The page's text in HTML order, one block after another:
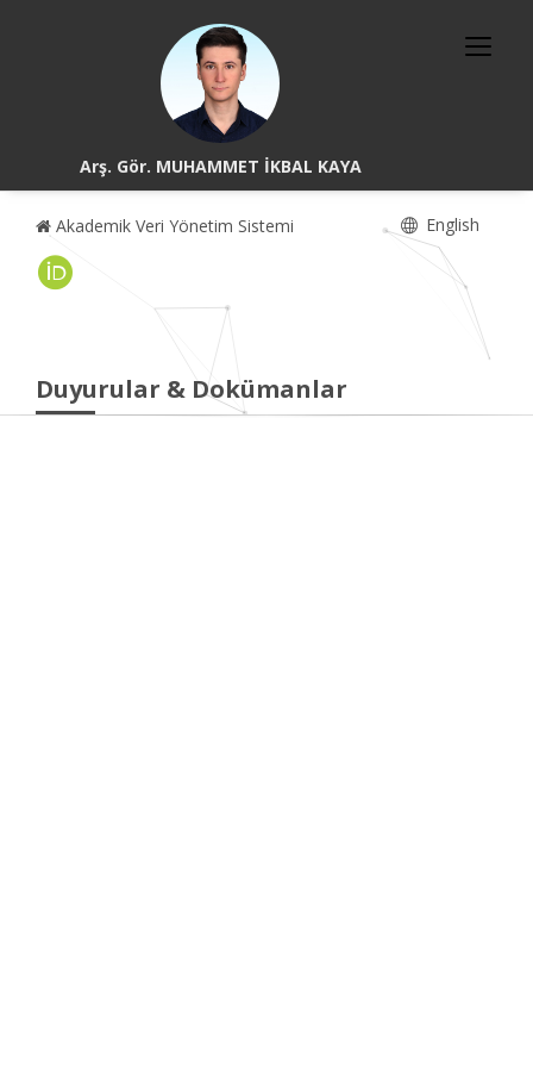
Arş. Gör. MUHAMMET İKBAL KAYA
Akademik Veri Yönetim Sistemi English
Duyurular & Dokümanlar